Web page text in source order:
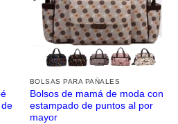
BOLSAS PARA PAÑALES
Bolsos de mamá de moda con
estampado de puntos al por
mayor